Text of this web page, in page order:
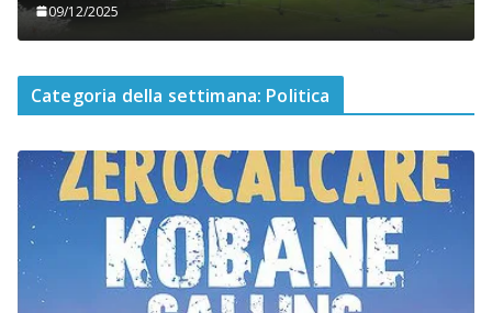
09/12/2025
Categoria della settimana: Politica